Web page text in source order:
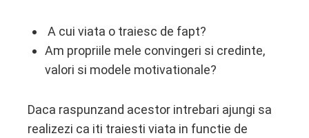
A cui viata o traiesc de fapt?
Am propriile mele convingeri si credinte,
valori si modele motivationale?
Daca raspunzand acestor intrebari ajungi sa
realizezi ca iti traiesti viata in functie de